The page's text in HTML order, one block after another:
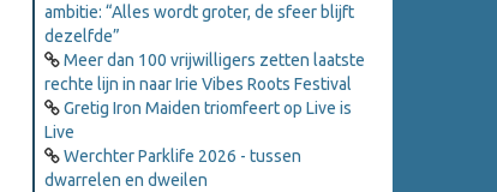
ambitie: “Alles wordt groter, de sfeer blijft
dezelfde”
Meer dan 100 vrijwilligers zetten laatste
rechte lijn in naar Irie Vibes Roots Festival
Gretig Iron Maiden triomfeert op Live is
Live
Werchter Parklife 2026 - tussen
dwarrelen en dweilen